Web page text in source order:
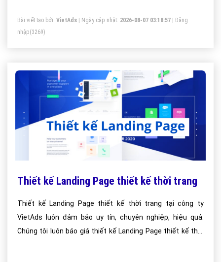
Bài viết tạo bởi: VietAds | Ngày cập nhật: 2026-08-07 03:18:57
Đăng
nhập(3269)
Thiết kế Landing Page thiết kế thời trang
Thiết kế Landing Page thiết kế thời trang tại công ty
VietAds luôn đảm bảo uy tín, chuyên nghiệp, hiệu quả.
Chúng tôi luôn báo giá thiết kế Landing Page thiết kế thời